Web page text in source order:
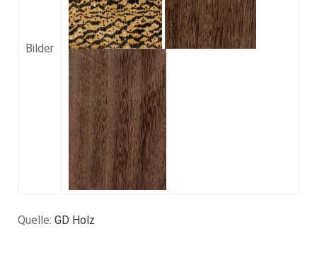
Bilder
Quelle: GD Holz